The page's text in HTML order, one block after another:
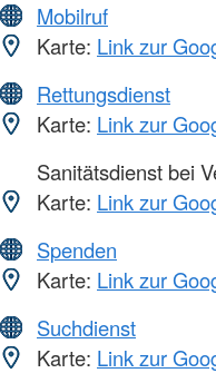
Mobilruf
Karte: Link zur
Rettungsdienst
Karte: Link zur
Sanitätsdienst bei
Karte: Link zur
Spenden
Karte: Link zur
Suchdienst
Karte: Link zur